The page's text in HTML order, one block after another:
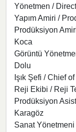
Yönetmen /
Yapım Amiri /
Prodüksiyon
Koca
Görüntü
Dolu
Işık Şefi / Chief
Reji Ekibi / Reji
Prodüksiyon
Karagöz
Sanat